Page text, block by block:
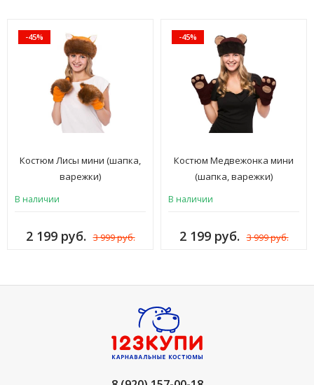
-45%
Костюм Лисы мини (шапка,
варежки)
В наличии
2 199 руб. 3 999 руб.
-45%
Костюм Медвежонка мини
(шапка, варежки)
В наличии
2 199 руб. 3 999 руб.